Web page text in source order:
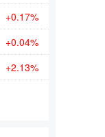
+0.17%
+0.04%
+2.13%